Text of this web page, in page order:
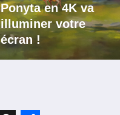
Ponyta en 4K va
illuminer votre
écran !